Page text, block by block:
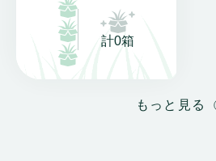
計0箱
もっと見る